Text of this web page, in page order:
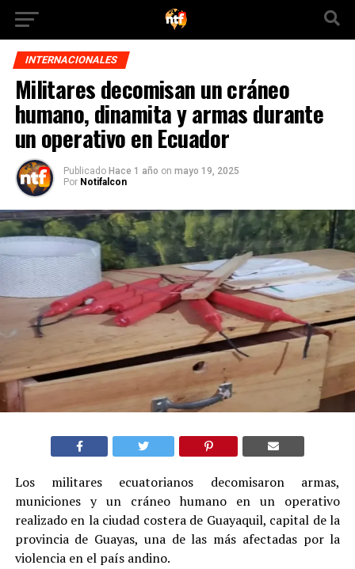
INTERNACIONALES
Militares decomisan un cráneo
humano, dinamita y armas durante
un operativo en Ecuador
Publicado Hace 1 año on mayo 19, 2025
Por Notifalcon
Los militares ecuatorianos decomisaron armas,
municiones y un cráneo humano en un operativo
realizado en la ciudad costera de Guayaquil, capital de la
provincia de Guayas, una de las más afectadas por la
violencia en el país andino.